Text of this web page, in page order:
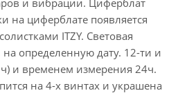
и вибрации. Циферблат
на циферблате появляется
ITZY. Световая
определенную дату. 12-ти и
и временем измерения 24ч.
на 4-х винтах и украшена